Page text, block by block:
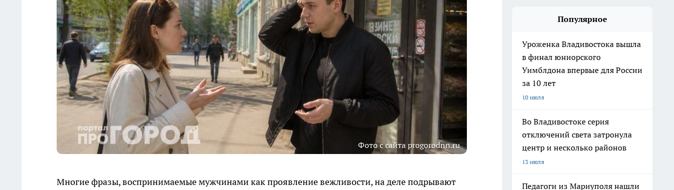
Фото с сайта progorodnn.ru
Многие фразы, воспринимаемые мужчинами как проявление вежливости, на деле подрывают
Популярное
Уроженка Владивостока вышла
в финал юниорского
Уимблдона впервые для России
за 10 лет
10 июля
Во Владивостоке серия
отключений света затронула
центр и несколько районов
13 июля
Педагоги из Мариуполя нашли